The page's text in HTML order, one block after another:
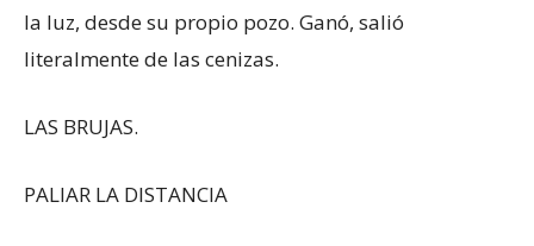
la luz, desde su propio pozo. Ganó, salió
literalmente de las cenizas.
LAS BRUJAS.
PALIAR LA DISTANCIA